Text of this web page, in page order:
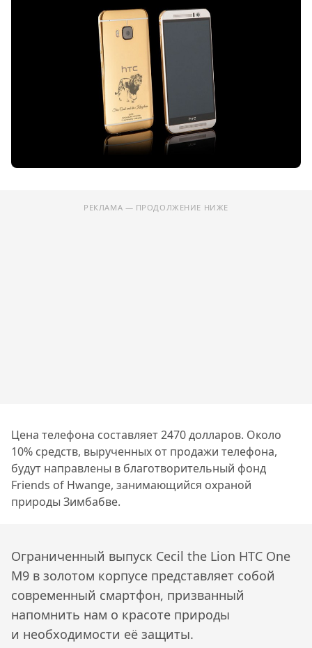
РЕКЛАМА — ПРОДОЛЖЕНИЕ НИЖЕ
Цена телефона составляет 2470 долларов. Около
10% средств, вырученных от продажи телефона,
будут направлены в благотворительный фонд
Friends of Hwange, занимающийся охраной
природы Зимбабве.
Ограниченный выпуск Cecil the Lion HTC One
M9 в золотом корпусе представляет собой
современный смартфон, призванный
напомнить нам о красоте природы
и необходимости её защиты.